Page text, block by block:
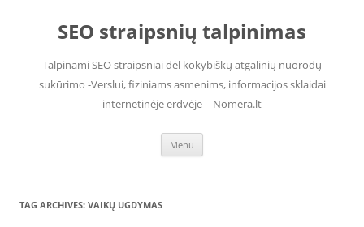
contentSEO straipsnių talpinimas
Talpinami SEO straipsniai dėl kokybiškų atgalinių nuorodų
sukūrimo -Verslui, fiziniams asmenims, informacijos sklaidai
internetinėje erdvėje – Nomera.lt
Menu
TAG ARCHIVES: VAIKŲ UGDYMAS